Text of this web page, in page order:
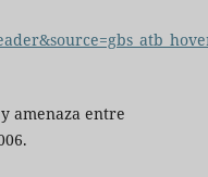
y amenaza entre